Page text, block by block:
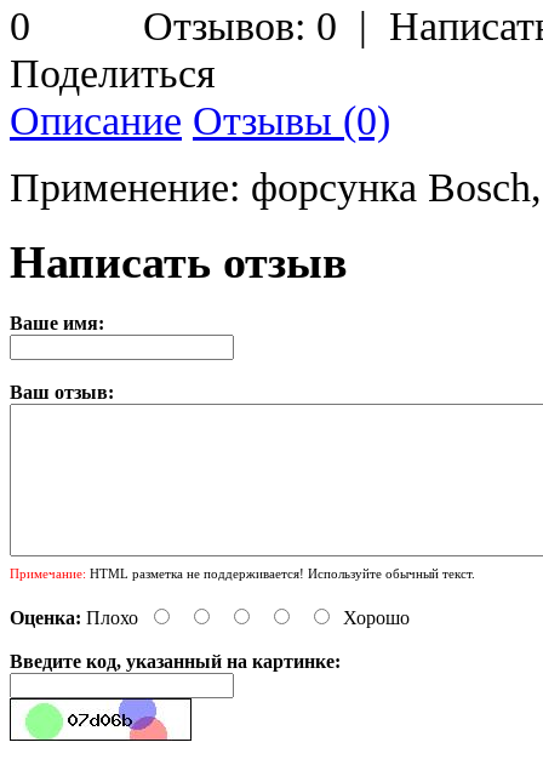
Отзывов: 0 |
Поделиться
Описание Отзывы (0)
Применение: форсунка
Написать отзыв
Ваше имя:
Ваш отзыв:
Примечание: HTML разметка не поддерживается! Используйте обычный текст.
Оценка: Плохо Хорошо
Введите код, указанный на картинке: